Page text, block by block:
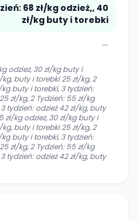
68 zł/kg odzież,, 40
zł/kg buty i torebki
—
odzież, 30 zł/kg buty i
buty i torebki 25 zł/kg, 2
kg buty i torebki, 3 tydzień:
zł/kg, 2 Tydzień: 55 zł/kg
tydzień: odzież 42 zł/kg, buty
zł/kg odzież, 30 zł/kg buty i
buty i torebki 25 zł/kg, 2
kg buty i torebki, 3 tydzień:
zł/kg, 2 Tydzień: 55 zł/kg
tydzień: odzież 42 zł/kg, buty